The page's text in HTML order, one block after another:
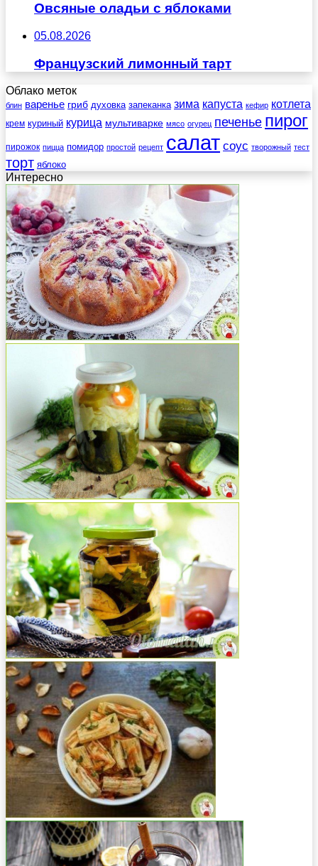
Овсяные оладьи с яблоками
05.08.2026
Французский лимонный тарт
Облако меток
блин варенье гриб духовка запеканка зима капуста кефир котлета
крем куриный курица мультиварке мясо огурец печенье пирог
пирожок пицца помидор простой рецепт салат соус творожный тест
торт яблоко
Интересно